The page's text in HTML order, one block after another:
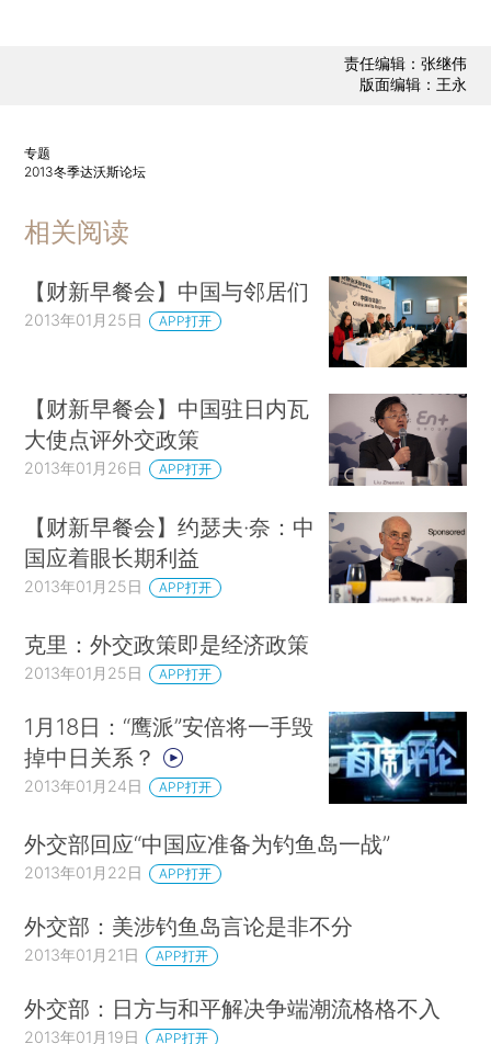
责任编辑：张继伟
版面编辑：王永
专题
2013冬季达沃斯论坛
相关阅读
【财新早餐会】中国与邻居们
2013年01月25日 APP打开
【财新早餐会】中国驻日内瓦
大使点评外交政策
2013年01月26日 APP打开
【财新早餐会】约瑟夫·奈：中
国应着眼长期利益
2013年01月25日 APP打开
克里：外交政策即是经济政策
2013年01月25日 APP打开
1月18日：“鹰派”安倍将一手毁
掉中日关系？
2013年01月24日 APP打开
外交部回应“中国应准备为钓鱼岛一战”
2013年01月22日 APP打开
外交部：美涉钓鱼岛言论是非不分
2013年01月21日 APP打开
外交部：日方与和平解决争端潮流格格不入
2013年01月19日 APP打开